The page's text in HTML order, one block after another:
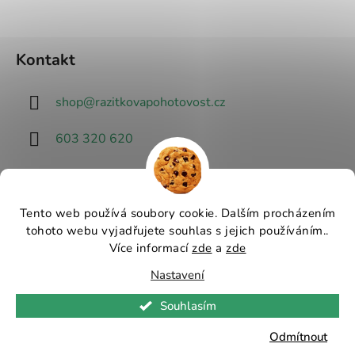
Tento web používá soubory cookie. Dalším procházením
tohoto webu vyjadřujete souhlas s jejich používáním..
Více informací zde a zde
Nastavení
Odmítnout
Souhlasím
Kontakt
shop@razitkovapohotovost.cz
603 320 620
Návrhář designu
Vytvořil Shoptet
Razítková pohotovost - nejlevnější
Upravit